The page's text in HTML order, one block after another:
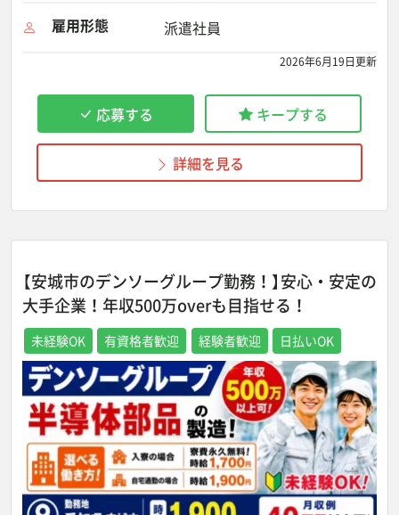
雇用形態
派遣社員
2026年6月19日更新
応募する キープする
詳細を見る
【安城市のデンソーグループ勤務！】安心・安定の
大手企業！年収500万overも目指せる！
未経験OK 有資格者歓迎 経験者歓迎 日払いOK